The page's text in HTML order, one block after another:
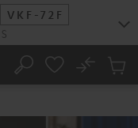
VKF-72F
S
Suche
No